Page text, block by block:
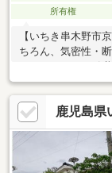
所有権
【いちき串木野市
ちろん、気密性・
ス・リフォームの
クローゼット、掘
鹿児島県